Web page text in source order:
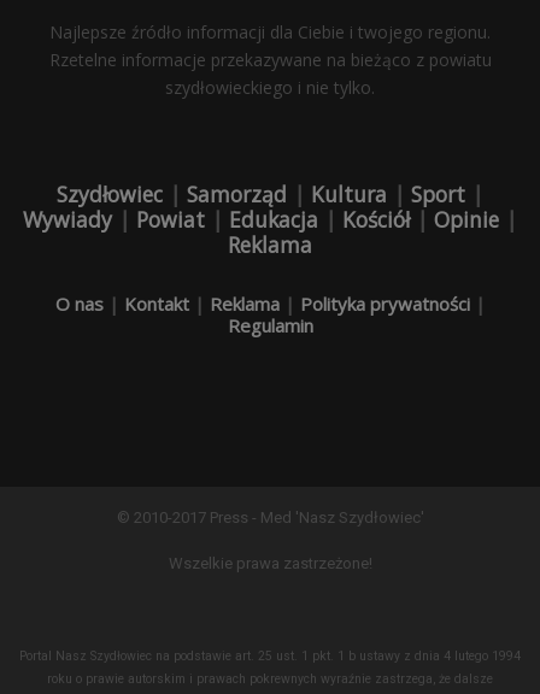
Najlepsze źródło informacji dla Ciebie i twojego regionu.
Rzetelne informacje przekazywane na bieżąco z powiatu
szydłowieckiego i nie tylko.
Szydłowiec | Samorząd | Kultura | Sport |
Wywiady| Powiat | Edukacja | Kościół| Opinie |
Reklama
O nas| Kontakt| Reklama| Polityka prywatności|
Regulamin
© 2010-2017 Press - Med 'Nasz Szydłowiec'
Wszelkie prawa zastrzeżone!
Portal Nasz Szydłowiec na podstawie art. 25 ust. 1 pkt. 1 b ustawy z dnia 4 lutego 1994
roku o prawie autorskim i prawach pokrewnych wyraźnie zastrzega, że dalsze